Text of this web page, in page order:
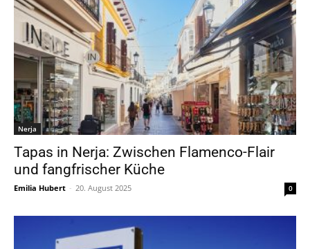
Nerja
Tapas in Nerja: Zwischen Flamenco-Flair
und fangfrischer Küche
Emilia Hubert - 20. August 2025 0